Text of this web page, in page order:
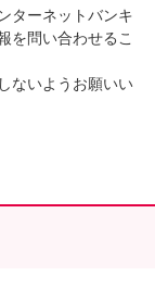
ターネットバンキ
を問い合わせるこ
ないようお願いい